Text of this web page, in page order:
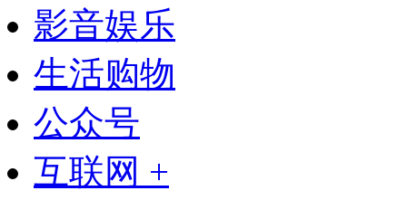
影音娱乐
生活购物
公众号
互联网 +